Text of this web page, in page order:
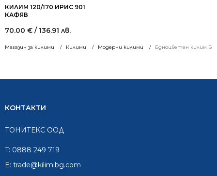
Магазин за килими Килими Модерни килими Едноцветен килим
КИЛИМ 120/170 ИРИС 901
КАФЯВ
70.00 € / 136.91 лв.
КОНТАКТИ
ТОНИТЕКС ООД
T: 0888 249 719
E: trade@kilimibg.com